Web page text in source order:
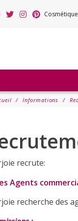
Informations
recrute:
Agents
recherche des